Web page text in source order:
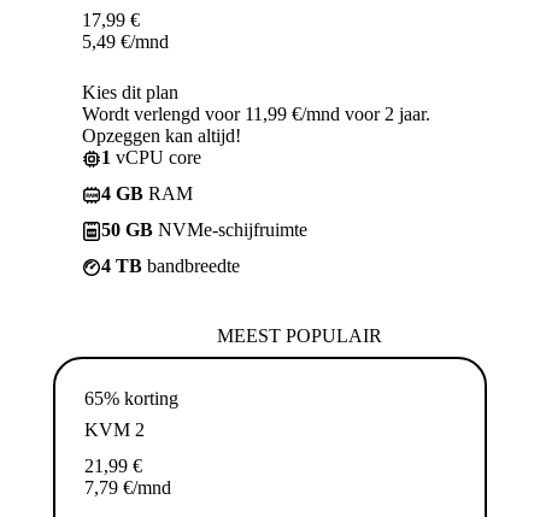
17,99 €
5,49 €/mnd
Kies dit plan
Wordt verlengd voor 11,99 €/mnd voor 2 jaar.
Opzeggen kan altijd!
1 vCPU core
4 GB RAM
50 GB NVMe-schijfruimte
4 TB bandbreedte
MEEST POPULAIR
65% korting
KVM 2
21,99 €
7,79 €/mnd